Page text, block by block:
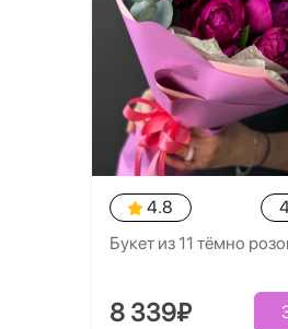
4.8
Букет из 11 тёмно
8 339₽